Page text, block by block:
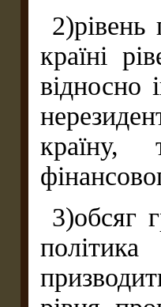
країні
відносно
країну,
3)обсяг